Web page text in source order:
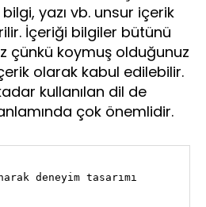
yazı vb. unsur içerik
İçeriği bilgiler bütünü
çünkü koymuş olduğunuz
olarak kabul edilebilir.
kullanılan dil de
çok önemlidir.
deneyim tasarımı